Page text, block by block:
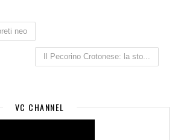
neo
Il Pecorino Crotonese: la sto...
VC CHANNEL